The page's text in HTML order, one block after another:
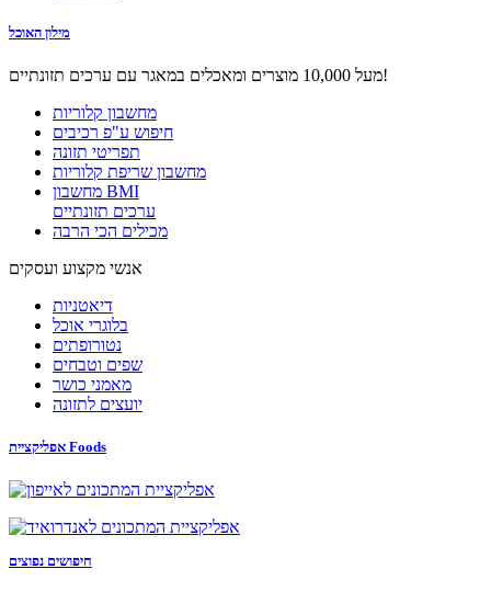
מילון האוכל
מעל 10,000 מוצרים ומאכלים במאגר עם ערכים תזונתיים!
מחשבון קלוריות
חיפוש ע"פ רכיבים
תפריטי תזונה
מחשבון שריפת קלוריות
מחשבון BMI
ערכים תזונתיים
מכילים הכי הרבה
אנשי מקצוע ועסקים
דיאטניות
בלוגרי אוכל
נטורופתים
שפים וטבחים
מאמני כושר
יועצים לתזונה
אפליקציית Foods
חיפושים נפוצים